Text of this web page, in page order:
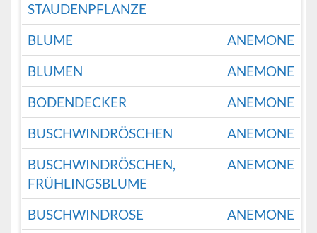
STAUDENPFLANZE
BLUME
ANEMONE
BLUMEN
ANEMONE
BODENDECKER
ANEMONE
BUSCHWINDRÖSCHEN
ANEMONE
BUSCHWINDRÖSCHEN,
FRÜHLINGSBLUME
ANEMONE
BUSCHWINDROSE
ANEMONE